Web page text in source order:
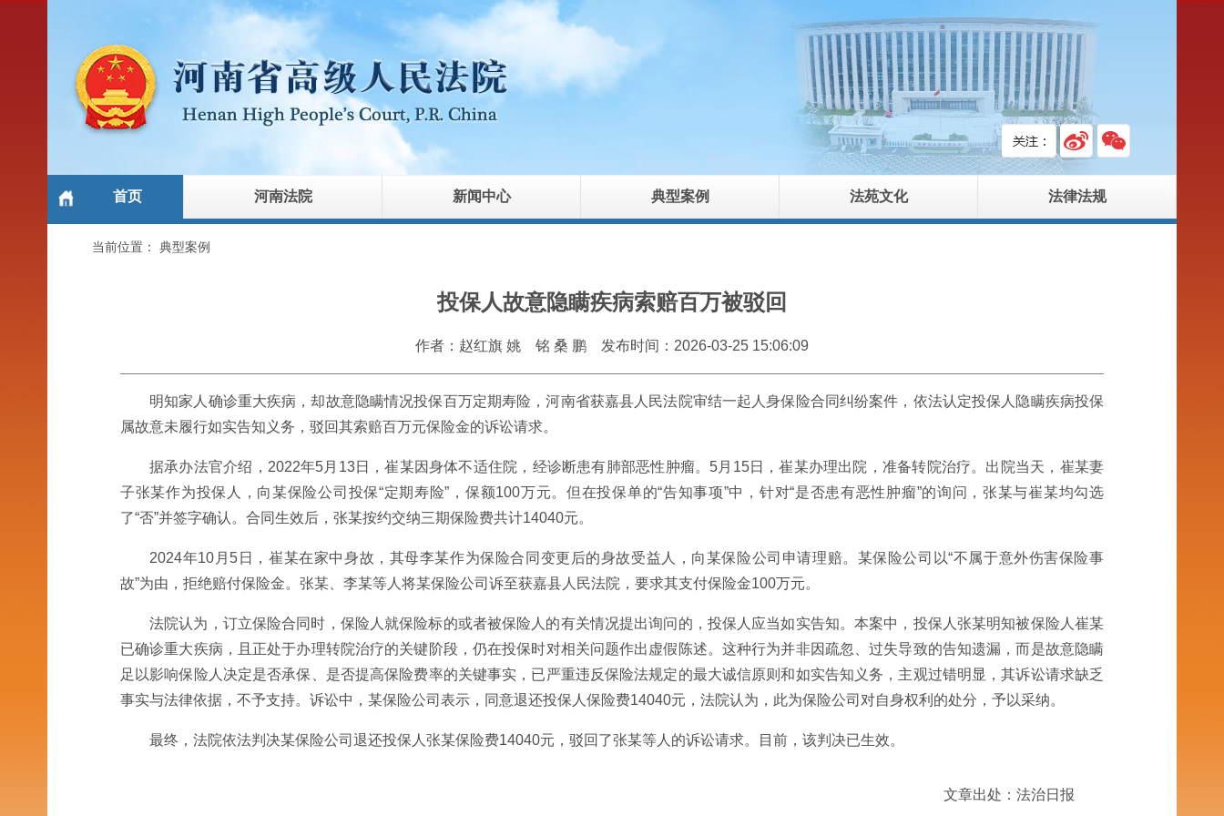
首页 河南法院 新闻中心 典型案例 法苑文化 法律法规
当前位置： 典型案例
投保人故意隐瞒疾病索赔百万被驳回
作者：赵红旗 姚 铭 桑 鹏 发布时间：2026-03-25 15:06:09
明知家人确诊重大疾病，却故意隐瞒情况投保百万定期寿险，河南省获嘉县人民法院审结一起人身保险合同纠纷案件，依法认定投保人隐瞒疾病投保
属故意未履行如实告知义务，驳回其索赔百万元保险金的诉讼请求。
据承办法官介绍，2022年5月13日，崔某因身体不适住院，经诊断患有肺部恶性肿瘤。5月15日，崔某办理出院，准备转院治疗。出院当天，崔某妻
子张某作为投保人，向某保险公司投保“定期寿险”，保额100万元。但在投保单的“告知事项”中，针对“是否患有恶性肿瘤”的询问，张某与崔某均勾选
了“否”并签字确认。合同生效后，张某按约交纳三期保险费共计14040元。
2024年10月5日，崔某在家中身故，其母李某作为保险合同变更后的身故受益人，向某保险公司申请理赔。某保险公司以“不属于意外伤害保险事
故”为由，拒绝赔付保险金。张某、李某等人将某保险公司诉至获嘉县人民法院，要求其支付保险金100万元。
法院认为，订立保险合同时，保险人就保险标的或者被保险人的有关情况提出询问的，投保人应当如实告知。本案中，投保人张某明知被保险人崔某
已确诊重大疾病，且正处于办理转院治疗的关键阶段，仍在投保时对相关问题作出虚假陈述。这种行为并非因疏忽、过失导致的告知遗漏，而是故意隐瞒
足以影响保险人决定是否承保、是否提高保险费率的关键事实，已严重违反保险法规定的最大诚信原则和如实告知义务，主观过错明显，其诉讼请求缺乏
事实与法律依据，不予支持。诉讼中，某保险公司表示，同意退还投保人保险费14040元，法院认为，此为保险公司对自身权利的处分，予以采纳。
最终，法院依法判决某保险公司退还投保人张某保险费14040元，驳回了张某等人的诉讼请求。目前，该判决已生效。
文章出处：法治日报